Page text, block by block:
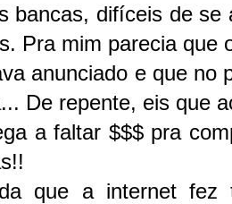
bancas, difíceis de
Pra mim parecia que
anunciado e que no
De repente, eis que
a faltar $$$ pra
que a internet